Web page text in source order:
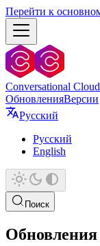
Перейти к
Conversational Cloud
ОбновленияВерсии
Русский
Русский
English
Поиск